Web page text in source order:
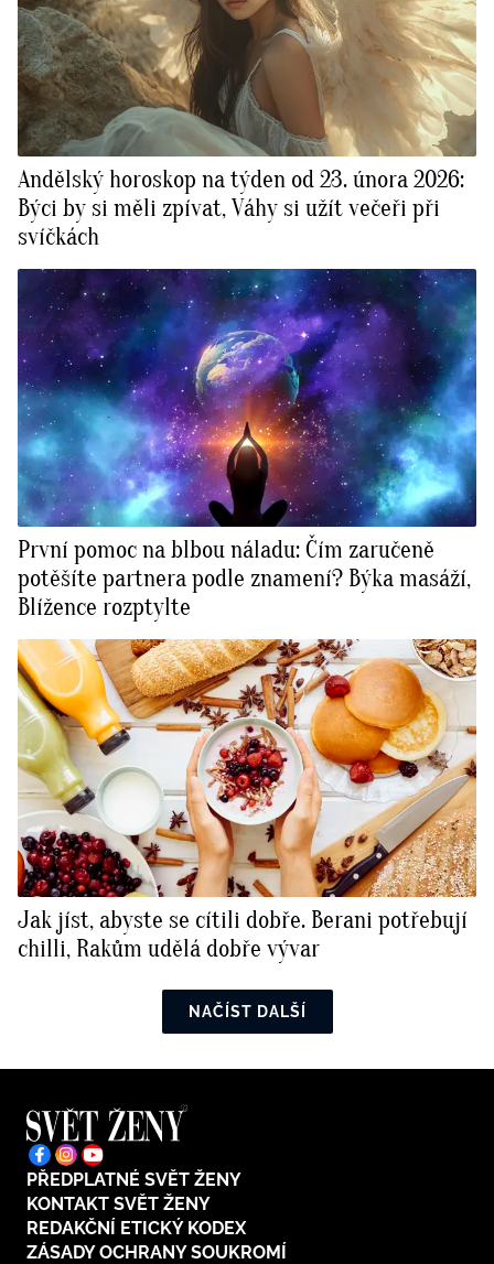
Andělský horoskop na týden od 23. února 2026:
Býci by si měli zpívat, Váhy si užít večeři při
svíčkách
První pomoc na blbou náladu: Čím zaručeně
potěšíte partnera podle znamení? Býka masáží,
Blížence rozptylte
Jak jíst, abyste se cítili dobře. Berani potřebují
chilli, Rakům udělá dobře vývar
NAČÍST DALŠÍ
PŘEDPLATNÉ SVĚT ŽENY
KONTAKT SVĚT ŽENY
REDAKČNÍ ETICKÝ KODEX
ZÁSADY OCHRANY SOUKROMÍ